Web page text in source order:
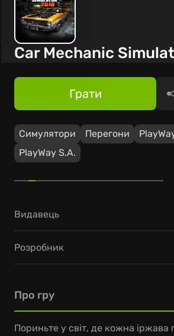
Car Mechanic
Симулятори Перегони
PlayWay S.A.
Грати
Про гру
Пориньте у світ, де кожна іржава
Видавець
Розробник